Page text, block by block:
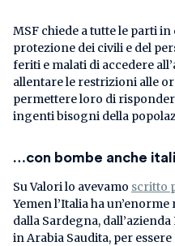
MSF chiede a tutte le parti
protezione dei civili e del
feriti e malati di accedere
allentare le restrizioni alle
permettere loro di
ingenti bisogni della
…con bombe anche
Su Valori lo avevamo scritto
Yemen l’Italia ha
dalla Sardegna,
in Arabia Saudita, per